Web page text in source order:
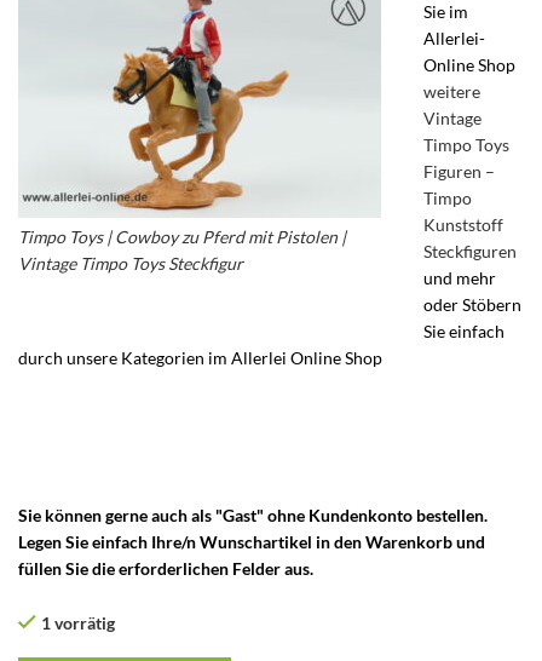
Timpo Toys | Cowboy zu Pferd mit Pistolen |
Vintage Timpo Toys Steckfigur
Sie im
Allerlei-
Online Shop
weitere
Vintage
Timpo Toys
Figuren –
Timpo
Kunststoff
Steckfiguren
und mehr
oder Stöbern
Sie einfach
durch unsere Kategorien im Allerlei Online Shop
Sie können gerne auch als "Gast" ohne Kundenkonto bestellen.
Legen Sie einfach Ihre/n Wunschartikel in den Warenkorb und
füllen Sie die erforderlichen Felder aus.
1 vorrätig